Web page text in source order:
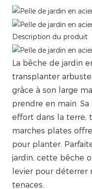
Description du produit
La bêche de jardin
transplanter
grâce à son large
prendre en main.
effort dans la terre,
marches plates
pour planter.
jardin, cette bêche
levier pour déterrer
tenaces.